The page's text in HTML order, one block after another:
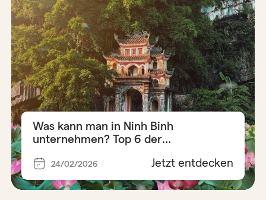
Was kann man in Ninh Binh
unternehmen? Top 6 der
24/02/2026 Jetzt entdecken